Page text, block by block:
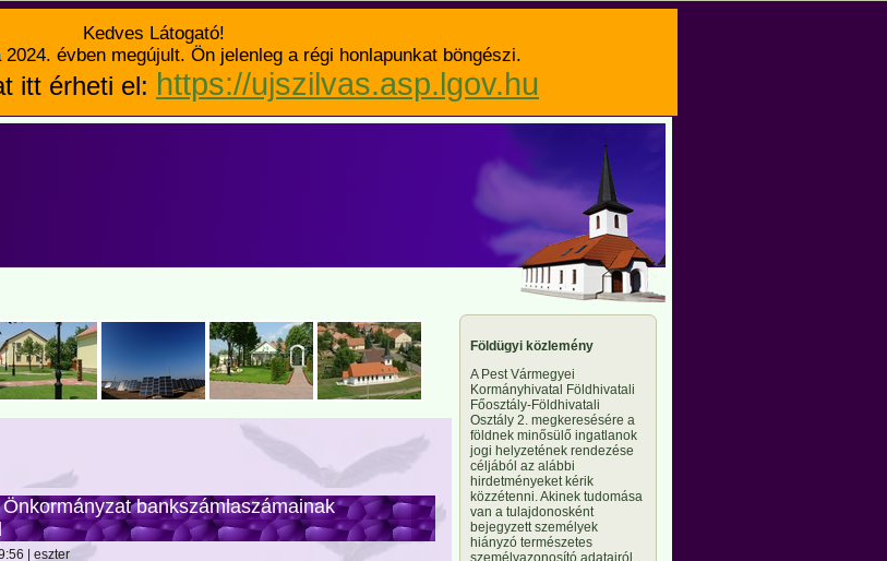
Kedves Látogató!
évben megújult. Ön jelenleg a régi honlapunkat böngészi.
itt érheti el: https://ujszilvas.asp.lgov.hu
bankszámlaszámainak
| eszter
Földügyi közlemény
A Pest Vármegyei
Kormányhivatal Földhivatali
Főosztály-Földhivatali
Osztály 2. megkeresésére a
földnek minősülő ingatlanok
jogi helyzetének rendezése
céljából az alábbi
hirdetményeket kérik
közzétenni. Akinek tudomása
van a tulajdonosként
bejegyzett személyek
hiányzó természetes
személyazonosító adatairól,